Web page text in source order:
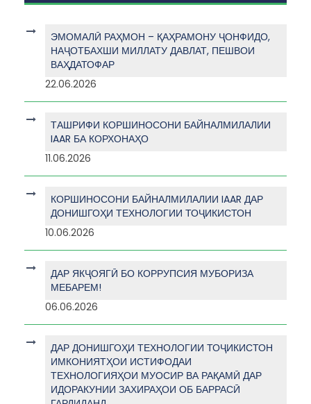
ЭМОМАЛӢ РАҲМОН – ҚАҲРАМОНУ ҶОНФИДО,
НАҶОТБАХШИ МИЛЛАТУ ДАВЛАТ, ПЕШВОИ
ВАҲДАТОФАР
22.06.2026
ТАШРИФИ КОРШИНОСОНИ БАЙНАЛМИЛАЛИИ
IAAR БА КОРХОНАҲО
11.06.2026
КОРШИНОСОНИ БАЙНАЛМИЛАЛИИ IAAR ДАР
ДОНИШГОҲИ ТЕХНОЛОГИИ ТОҶИКИСТОН
10.06.2026
ДАР ЯКҶОЯГӢ БО КОРРУПСИЯ МУБОРИЗА
МЕБАРЕМ!
06.06.2026
ДАР ДОНИШГОҲИ ТЕХНОЛОГИИ ТОҶИКИСТОН
ИМКОНИЯТҲОИ ИСТИФОДАИ
ТЕХНОЛОГИЯҲОИ МУОСИР ВА РАҚАМӢ ДАР
ИДОРАКУНИИ ЗАХИРАҲОИ ОБ БАРРАСӢ